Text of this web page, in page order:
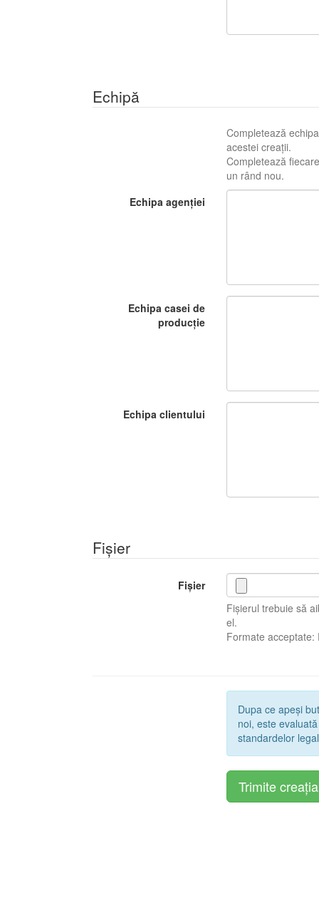
Echipă
Completează
acestei creații.
Completează
un rând nou.
Echipa agenției
Echipa casei de
producție
Echipa clientului
Fișier
Fișier
Fișierul trebuie să
el.
Formate acceptate:
Dupa ce apeși
noi, este
standardelor